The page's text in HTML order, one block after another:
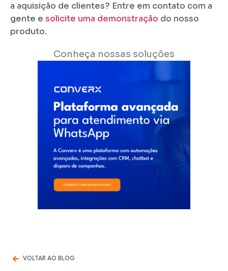
a aquisição de clientes? Entre em contato com a
gente e solicite uma demonstração do nosso
produto.
Conheça nossas soluções
VOLTAR AO BLOG